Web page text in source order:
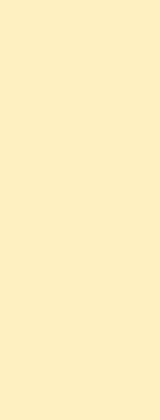
Jean-
Blois, sa
aucune
Jean-
familiale,
Avec
son
sa fille,